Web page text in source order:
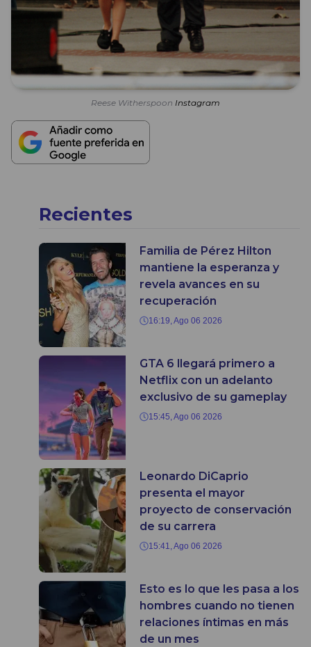
Reese Witherspoon Instagram
Recientes
Familia de Pérez Hilton
mantiene la esperanza y
revela avances en su
recuperación
16:19, Ago 06 2026
GTA 6 llegará primero a
Netflix con un adelanto
exclusivo de su gameplay
15:45, Ago 06 2026
Leonardo DiCaprio
presenta el mayor
proyecto de conservación
de su carrera
15:41, Ago 06 2026
Esto es lo que les pasa a los
hombres cuando no tienen
relaciones íntimas en más
de un mes